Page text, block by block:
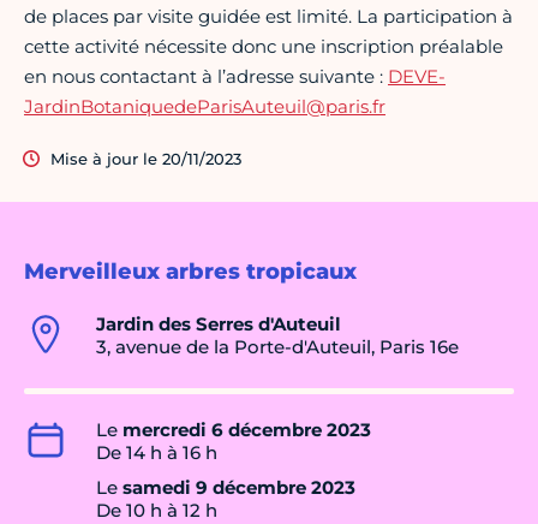
Merveilleux arbres tropicaux
Jardin des Serres d'Auteuil
3, avenue de la Porte-d'Auteuil, Paris 16e
Le mercredi 6 décembre 2023
De 14 h à 16 h
Le samedi 9 décembre 2023
De 10 h à 12 h
de places par visite guidée est limité. La participation à
cette activité nécessite donc une inscription préalable
en nous contactant à l’adresse suivante : DEVE-
JardinBotaniquedeParisAuteuil@paris.fr
Mise à jour le 20/11/2023